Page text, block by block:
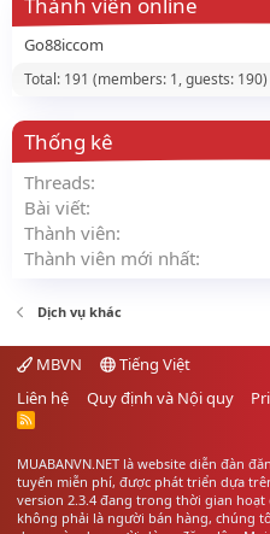
Go88iccom
Total: 191 (members: 1, guests: 190)
Thống kê
Threads
Bài viết
Thành viên
Thành viên mới nhất
Dịch vụ khác
MBVN
Tiếng Việt
Liên hệ
Quy định và Nội quy
R
MUABANVN.NET là website diễn đàn
tuyến miễn phí, được phát triển dựa
version 2.3.4 đang trong thời gian
không phải là người bán hàng, chúng